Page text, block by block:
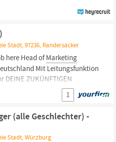
der Menschen erreicht
Ads-Tools (Meta Business
Du arbeitest selbstständig,
Stadt, 97236, Randersacker
here Head ofMarketing
Mit Leitungsfunktion
DEINE ZUKÜNFTIGEN
Leitung sowie
der
Marketingabteilung,die
1
(alle Geschlechter) -
Stadt, Würzburg